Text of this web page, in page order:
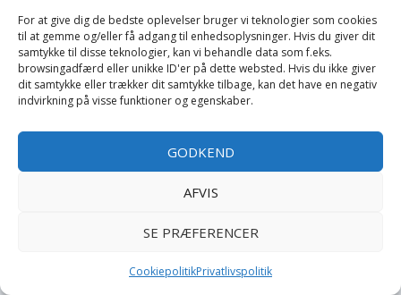
For at give dig de bedste oplevelser bruger vi teknologier som cookies
til at gemme og/eller få adgang til enhedsoplysninger. Hvis du giver dit
samtykke til disse teknologier, kan vi behandle data som f.eks.
browsingadfærd eller unikke ID'er på dette websted. Hvis du ikke giver
dit samtykke eller trækker dit samtykke tilbage, kan det have en negativ
indvirkning på visse funktioner og egenskaber.
GODKEND
AFVIS
SE PRÆFERENCER
CookiepolitikPrivatlivspolitik
Stofble
Stofbog
Stol
Strømpebukser